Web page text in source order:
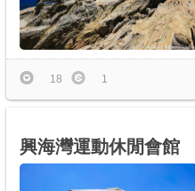
18 1
興海灣運動休閒會館